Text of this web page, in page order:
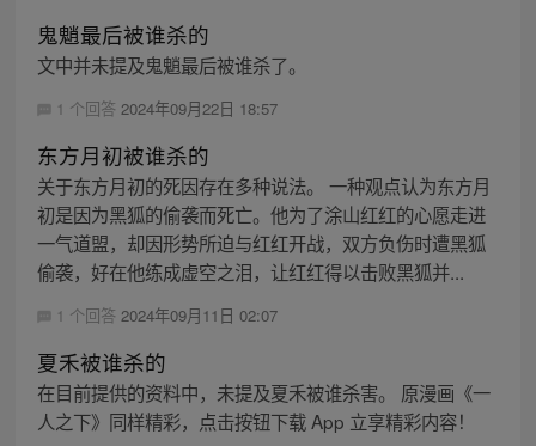
鬼魈最后被谁杀的
文中并未提及鬼魈最后被谁杀了。
1 个回答 2024年09月22日 18:57
东方月初被谁杀的
关于东方月初的死因存在多种说法。 一种观点认为东方月
初是因为黑狐的偷袭而死亡。他为了涂山红红的心愿走进
一气道盟，却因形势所迫与红红开战，双方负伤时遭黑狐
偷袭，好在他练成虚空之泪，让红红得以击败黑狐并...
1 个回答 2024年09月11日 02:07
夏禾被谁杀的
在目前提供的资料中，未提及夏禾被谁杀害。 原漫画《一
人之下》同样精彩，点击按钮下载 App 立享精彩内容！